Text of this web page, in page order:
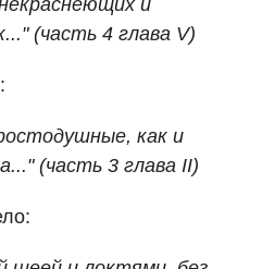
и
(часть 4 глава V)
как и
(часть 3 глава II)